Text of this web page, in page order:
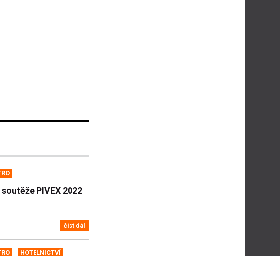
PIVEX 2022
číst dál
HOTELNICTVÍ